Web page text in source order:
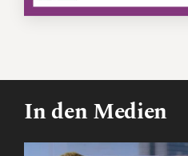
In den Medien